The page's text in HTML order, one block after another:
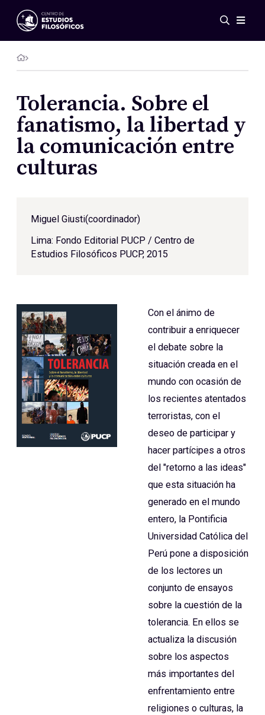
Eventos
Novedades
Investigación
Redes
Publicaciones
Galería
ES
EN
Acerca de nosotros
Tolerancia. Sobre el
fanatismo, la libertad y
la comunicación entre
culturas
Miguel Giusti(coordinador)
Lima: Fondo Editorial PUCP / Centro de
Estudios Filosóficos PUCP, 2015
Con el ánimo de
contribuir a enriquecer
el debate sobre la
situación creada en el
mundo con ocasión de
los recientes atentados
terroristas, con el
deseo de participar y
hacer partícipes a otros
del "retorno a las ideas"
que esta situación ha
generado en el mundo
entero, la Pontificia
Universidad Católica del
Perú pone a disposición
de los lectores un
conjunto de ensayos
sobre la cuestión de la
tolerancia. En ellos se
actualiza la discusión
sobre los aspectos
más importantes del
enfrentamiento entre
religiones o culturas, la